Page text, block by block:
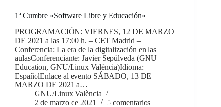
1ª Cumbre «Software Libre y Educación»
PROGRAMACIÓN: VIERNES, 12 DE MARZO
DE 2021 a las 17:00 h. – CET Madrid –
Conferencia: La era de la digitalización en las
aulasConferenciante: Javier Sepúlveda (GNU
Education, GNU/Linux València)Idioma:
EspañolEnlace al evento SÁBADO, 13 DE
MARZO DE 2021 a…
GNU/Linux València
2 de marzo de 2021
5 comentarios